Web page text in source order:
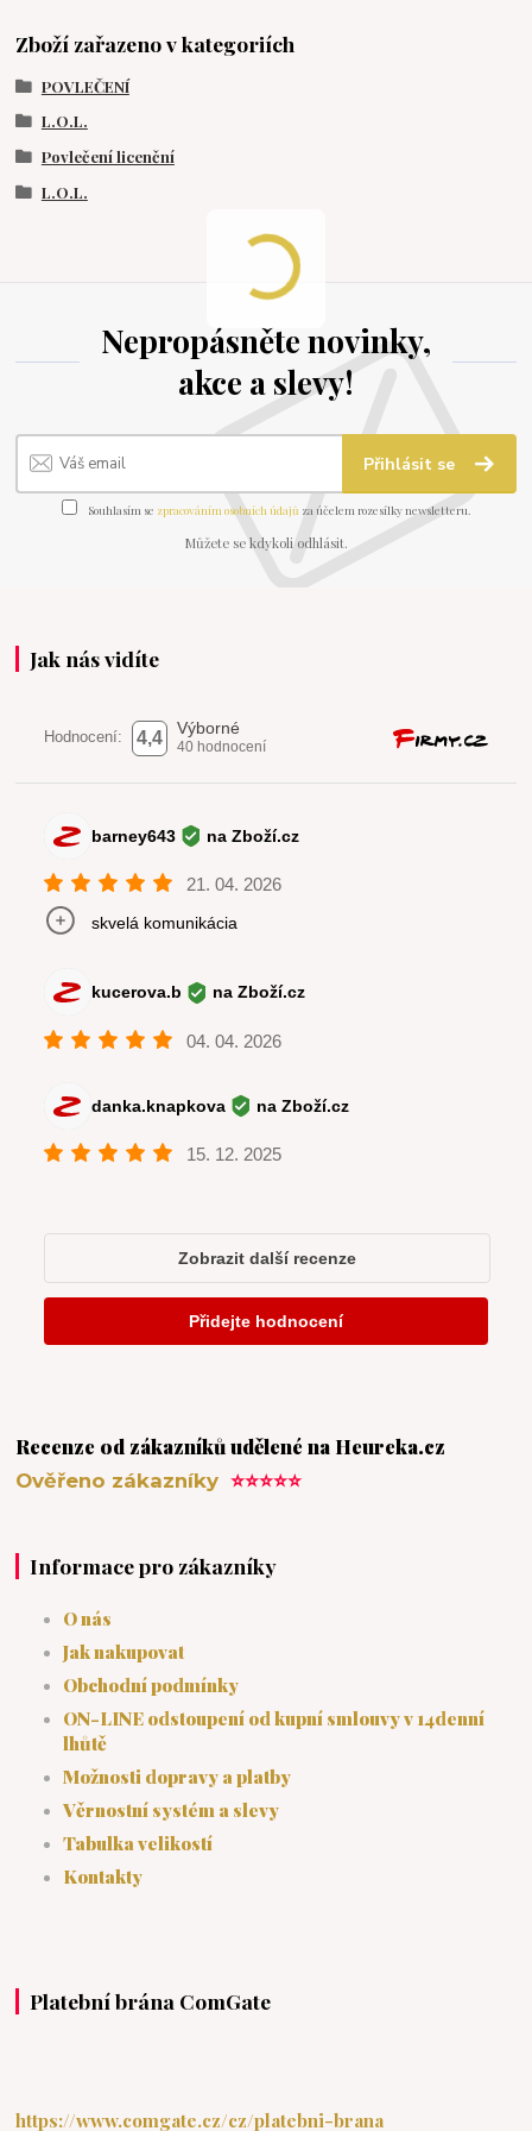
Zboží zařazeno v kategoriích
POVLEČENÍ
L.O.L.
Povlečení licenční
L.O.L.
Nepropásněte novinky,
akce a slevy!
Přihlásit se
Souhlasím se zpracováním osobních údajů za účelem rozesílky newsletteru.
Můžete se kdykoli odhlásit.
Jak nás vidíte
Recenze od zákazníků udělené na Heureka.cz
Ověřeno zákazníky⭐⭐⭐⭐⭐
Informace pro zákazníky
O nás
Jak nakupovat
Obchodní podmínky
ON-LINE odstoupení od kupní smlouvy v 14denní
lhůtě
Možnosti dopravy a platby
Věrnostní systém a slevy
Tabulka velikostí
Kontakty
Platební brána ComGate
https://www.comgate.cz/cz/platebni-brana